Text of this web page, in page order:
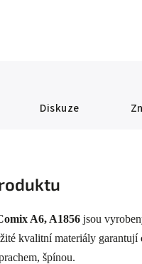
Diskuze
A6, A1856 jsou
kvalitní materiály
špínou.